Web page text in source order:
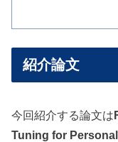
紹介論文
今回紹介する論文は
Tuning for